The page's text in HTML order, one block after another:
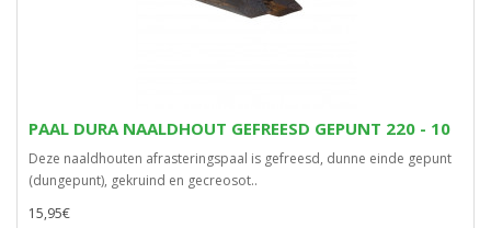
PAAL DURA NAALDHOUT GEFREESD GEPUNT 220 - 10
Deze naaldhouten afrasteringspaal is gefreesd, dunne einde gepunt
(dungepunt), gekruind en gecreosot..
15,95€